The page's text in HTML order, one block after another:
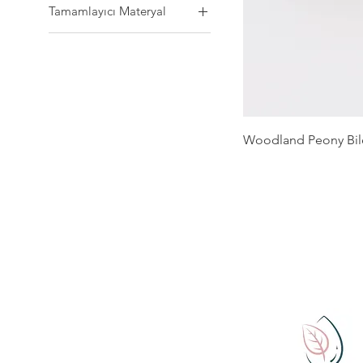
Tamamlayıcı Materyal
Çelik
Woodland Peony